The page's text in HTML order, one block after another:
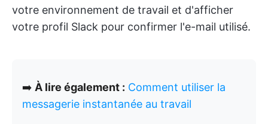
votre environnement de travail et d'afficher
votre profil Slack pour confirmer l'e-mail utilisé.
➡️ À lire également : Comment utiliser la
messagerie instantanée au travail